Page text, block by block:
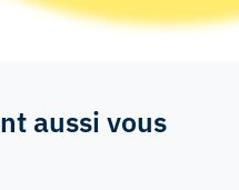
aussi vous